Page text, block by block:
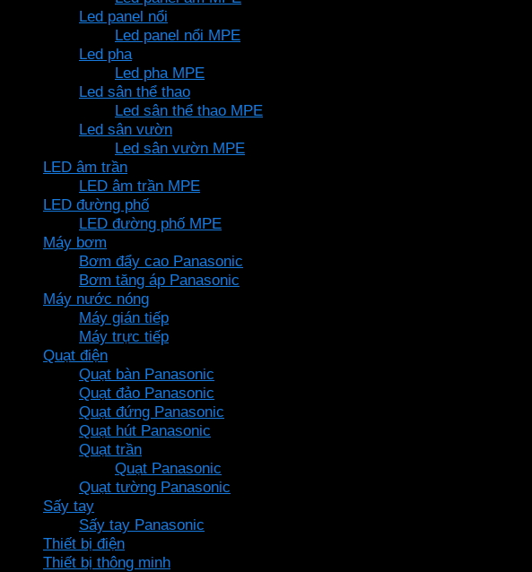
Led panel nổi
Led panel nổi MPE
Led pha
Led pha MPE
Led sân thể thao
Led sân thể thao MPE
Led sân vườn
Led sân vườn MPE
LED âm trần
LED âm trần MPE
LED đường phố
LED đường phố MPE
Máy bơm
Bơm đẩy cao Panasonic
Bơm tăng áp Panasonic
Máy nước nóng
Máy gián tiếp
Máy trực tiếp
Quạt điện
Quạt bàn Panasonic
Quạt đảo Panasonic
Quạt đứng Panasonic
Quạt hút Panasonic
Quạt trần
Quạt Panasonic
Quạt tường Panasonic
Sấy tay
Sấy tay Panasonic
Thiết bị điện
Thiết bị thông minh